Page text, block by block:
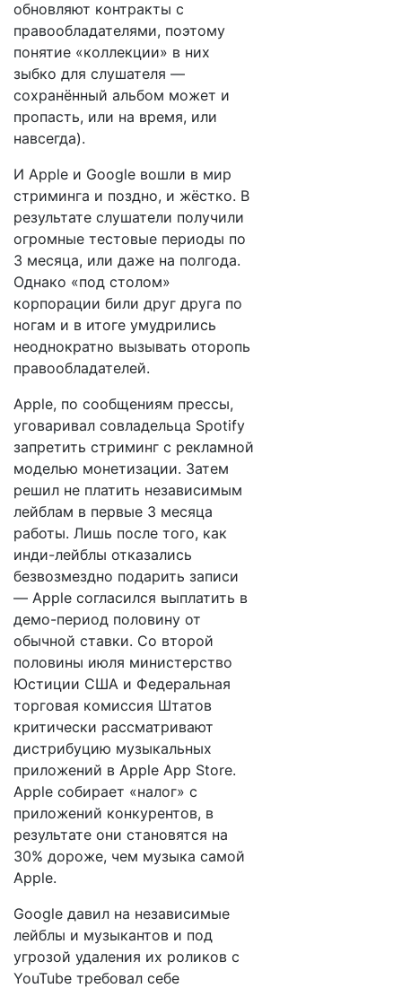
обновляют контракты с
правообладателями, поэтому
понятие «коллекции» в них
зыбко для слушателя —
сохранённый альбом может и
пропасть, или на время, или
навсегда).
И Apple и Google вошли в мир
стриминга и поздно, и жёстко. В
результате слушатели получили
огромные тестовые периоды по
3 месяца, или даже на полгода.
Однако «под столом»
корпорации били друг друга по
ногам и в итоге умудрились
неоднократно вызывать оторопь
правообладателей.
Apple, по сообщениям прессы,
уговаривал совладельца Spotify
запретить стриминг с рекламной
моделью монетизации. Затем
решил не платить независимым
лейблам в первые 3 месяца
работы. Лишь после того, как
инди-лейблы отказались
безвозмездно подарить записи
— Apple согласился выплатить в
демо-период половину от
обычной ставки. Со второй
половины июля министерство
Юстиции США и Федеральная
торговая комиссия Штатов
критически рассматривают
дистрибуцию музыкальных
приложений в Apple App Store.
Apple собирает «налог» с
приложений конкурентов, в
результате они становятся на
30% дороже, чем музыка самой
Apple.
Google давил на независимые
лейблы и музыкантов и под
угрозой удаления их роликов с
YouTube требовал себе